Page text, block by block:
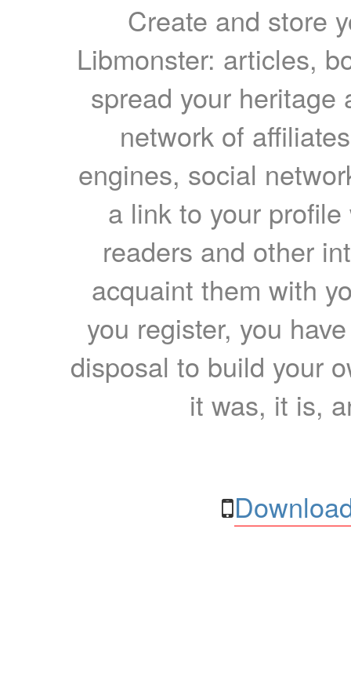
Create and store
Libmonster: articles,
spread your heritage
network of
engines, social
a link to your
readers and other
acquaint them with
you register, you
disposal to build your
it was, it is,